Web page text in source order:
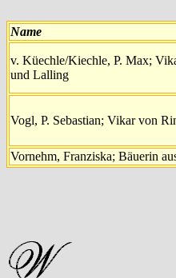
Name
v. Küechle/Kiechle, P. Max;
und Lalling
Vogl, P. Sebastian; Vikar von
Vornehm, Franziska; Bäuerin